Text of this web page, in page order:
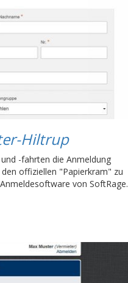
Hiltrup
-fahrten die Anmeldung
offiziellen "Papierkram" zu
von SoftRage.